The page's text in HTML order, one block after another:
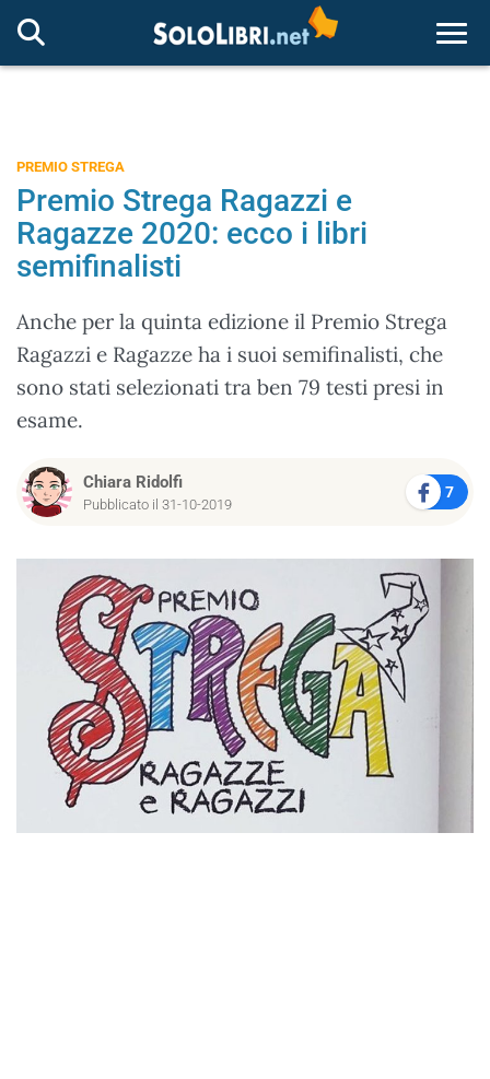
PREMIO STREGA
Premio Strega Ragazzi e
Ragazze 2020: ecco i libri
semifinalisti
Anche per la quinta edizione il Premio Strega
Ragazzi e Ragazze ha i suoi semifinalisti, che
sono stati selezionati tra ben 79 testi presi in
esame.
Chiara Ridolfi
Pubblicato il 31-10-2019
7